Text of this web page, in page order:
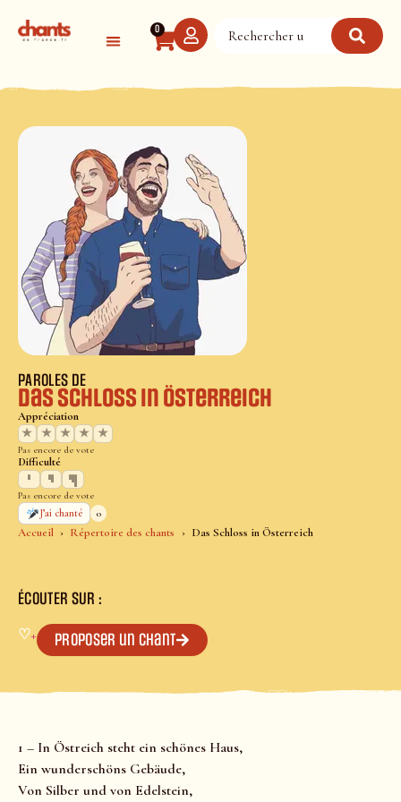
0
Accueil Répertoire des chants Das Schloss in Österreich
PAROLES DE
Das Schloss in Österreich
Appréciation
★
★ ★ ★ ★
Pas encore de vote
Difficulté
Pas encore de vote
J’ai chanté
0
ÉCOUTER SUR :
♡+ Proposer un chant
1 – In Östreich steht ein schönes Haus,
Ein wunderschöns Gebäude,
Von Silber und von Edelstein,